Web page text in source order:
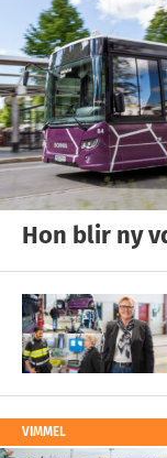
Hon blir ny
VIMMEL